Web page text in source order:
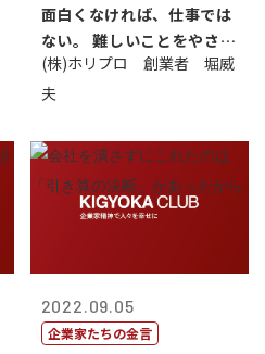
面白くなければ、仕事では
ない。 難しいことをやさし
く。やさし...
(株)ホリプロ 創業者 堀威
夫
2022.09.05
企業家たちの金言